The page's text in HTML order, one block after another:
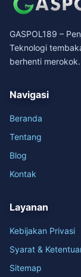
GASPOL189 –
Teknologi
berhenti merokok.
Navigasi
Beranda
Tentang
Blog
Kontak
Layanan
Kebijakan Privasi
Syarat &
Sitemap